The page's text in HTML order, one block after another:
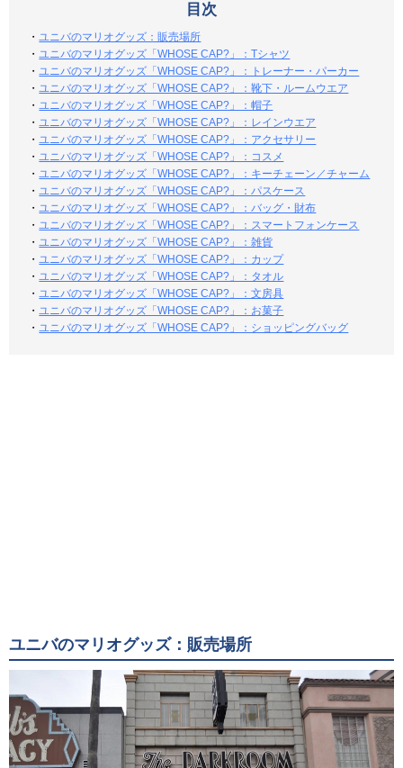
目次
・ユニバのマリオグッズ：販売場所
・ユニバのマリオグッズ「WHOSE CAP?」：Tシャツ
・ユニバのマリオグッズ「WHOSE CAP?」：トレーナー・パーカー
・ユニバのマリオグッズ「WHOSE CAP?」：靴下・ルームウエア
・ユニバのマリオグッズ「WHOSE CAP?」：帽子
・ユニバのマリオグッズ「WHOSE CAP?」：レインウエア
・ユニバのマリオグッズ「WHOSE CAP?」：アクセサリー
・ユニバのマリオグッズ「WHOSE CAP?」：コスメ
・ユニバのマリオグッズ「WHOSE CAP?」：キーチェーン／チャーム
・ユニバのマリオグッズ「WHOSE CAP?」：パスケース
・ユニバのマリオグッズ「WHOSE CAP?」：バッグ・財布
・ユニバのマリオグッズ「WHOSE CAP?」：スマートフォンケース
・ユニバのマリオグッズ「WHOSE CAP?」：雑貨
・ユニバのマリオグッズ「WHOSE CAP?」：カップ
・ユニバのマリオグッズ「WHOSE CAP?」：タオル
・ユニバのマリオグッズ「WHOSE CAP?」：文房具
・ユニバのマリオグッズ「WHOSE CAP?」：お菓子
・ユニバのマリオグッズ「WHOSE CAP?」：ショッピングバッグ
ユニバのマリオグッズ：販売場所